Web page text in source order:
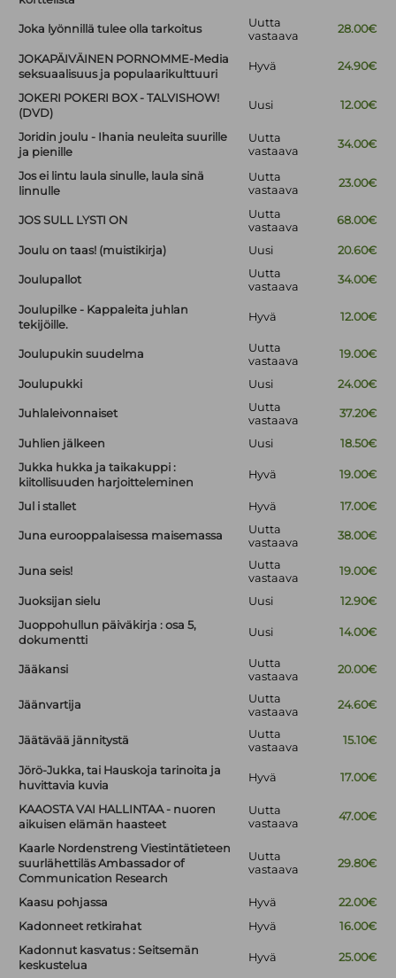
Joka lyönnillä tulee olla tarkoitus
Uutta
vastaava
28.00€
JOKAPÄIVÄINEN PORNOMME-Media
seksuaalisuus ja populaarikulttuuri
Hyvä 24.90€
JOKERI POKERI BOX - TALVISHOW!
(DVD)
Uusi 12.00€
Joridin joulu - Ihania neuleita suurille
ja pienille
Uutta
vastaava
34.00€
Jos ei lintu laula sinulle, laula sinä
linnulle
Uutta
vastaava
23.00€
JOS SULL LYSTI ON
Uutta
vastaava
68.00€
Joulu on taas! (muistikirja) Uusi 20.60€
Joulupallot
Uutta
vastaava
34.00€
Joulupilke - Kappaleita juhlan
tekijöille.
Hyvä 12.00€
Joulupukin suudelma
Uutta
vastaava
19.00€
Joulupukki Uusi 24.00€
Juhlaleivonnaiset
Uutta
vastaava
37.20€
Juhlien jälkeen Uusi
18.50€
Jukka hukka ja taikakuppi :
kiitollisuuden harjoitteleminen
Hyvä 19.00€
Jul i stallet Hyvä 17.00€
Juna eurooppalaisessa maisemassa
Uutta
vastaava
38.00€
Juna seis!
Uutta
vastaava
19.00€
Juoksijan sielu Uusi
12.90€
Juoppohullun päiväkirja : osa 5,
dokumentti
Uusi 14.00€
Jääkansi
Uutta
vastaava
20.00€
Jäänvartija
Uutta
vastaava
24.60€
Jäätävää jännitystä
Uutta
vastaava
15.10€
Jörö-Jukka, tai Hauskoja tarinoita ja
huvittavia kuvia
Hyvä 17.00€
KAAOSTA VAI HALLINTAA - nuoren
aikuisen elämän haasteet
Uutta
vastaava
47.00€
Kaarle Nordenstreng Viestintätieteen
suurlähettiläs Ambassador of
Communication Research
Uutta
vastaava
29.80€
Kaasu pohjassa Hyvä
22.00€
Kadonneet retkirahat
Hyvä
16.00€
Kadonnut kasvatus : Seitsemän
keskustelua
Hyvä 25.00€